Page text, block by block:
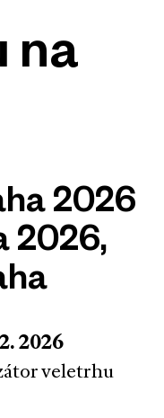
na
2026
2026,
2026
veletrhu